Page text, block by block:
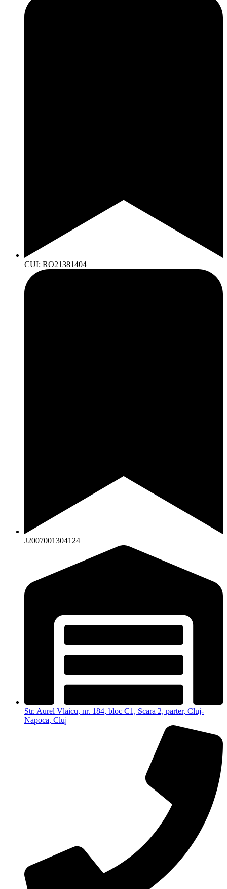
CUI: RO21381404
J2007001304124
Str. Aurel Vlaicu, nr. 184, bloc C1, Scara 2, parter, Cluj-
Napoca, Cluj